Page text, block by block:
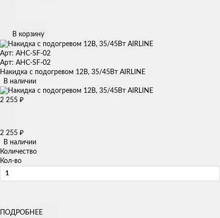
В корзину
Арт: AHC-SF-02
Арт: AHC-SF-02
Накидка с подогревом 12В, 35/45Вт AIRLINE
В наличии
2 255 ₽
2 255 ₽
В наличии
Количество
Кол-во
ПОДРОБНЕЕ